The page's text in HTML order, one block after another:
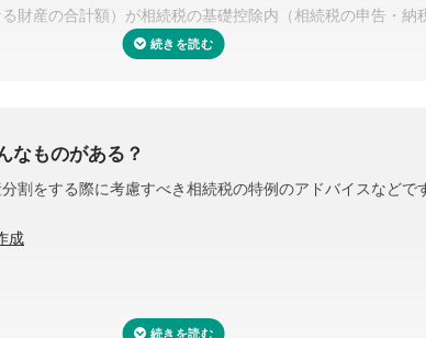
財産の合計額）が相続税の基礎控除内（相続税の申告・納
なものがある？
割をする際に考慮すべき相続税の特例のアドバイスなどで
成